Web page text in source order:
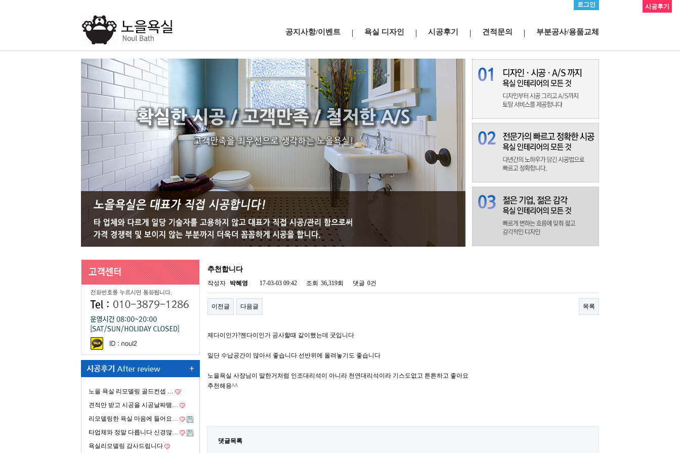
로그인
공지사항/이벤트 욕실 디자인 시공후기 견적문의 부분공사/용품교체
노을 욕실 리모델링 골드컨셉 …
견적만 받고 시공을 시공날짜땜…
리모델링한 욕실 마음에 들어요…
타업체와 정말 다릅니다 신경많…
욕실리모델링 감사드립니다
시공후기
추천합니다
작성자 박혜영 17-03-03 09:42 조회 36,319회 댓글 0건
이전글 다음글 목록
제다이인가?젠다이인가 공사할때 같이했는데 굿입니다
일단 수납공간이 많아서 좋습니다 선반위에 올려놓기도 좋습니다
노을욕실 사장님이 말한거처럼 인조대리석이 아니라 천연대리석이라 기스도없고 튼튼하고 좋아요
추천해용^^
댓글목록